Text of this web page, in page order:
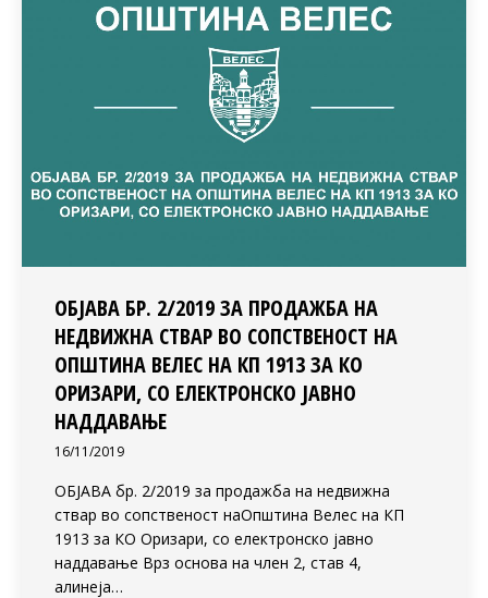
ОБЈАВА БР. 2/2019 ЗА ПРОДАЖБА НА
НЕДВИЖНА СТВАР ВО СОПСТВЕНОСТ НА
ОПШТИНА ВЕЛЕС НА КП 1913 ЗА КО
ОРИЗАРИ, СО ЕЛЕКТРОНСКО ЈАВНО
НАДДАВАЊЕ
16/11/2019
ОБЈАВА бр. 2/2019 за продажба на недвижна
ствар во сопственост наОпштина Велес на КП
1913 за КО Оризари, со електронско јавно
наддавање Врз основа на член 2, став 4,
алинеја…